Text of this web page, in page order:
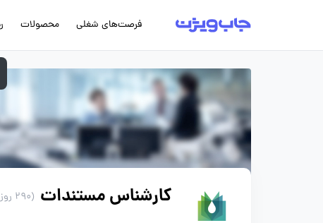
فرصت‌های شغلی محصولات
کارشناس مستندات (290 روز پیش)